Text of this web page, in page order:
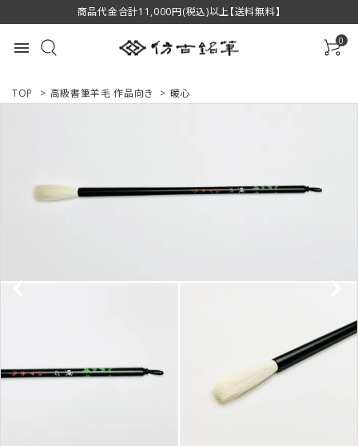
商品代金合計11,000円(税込)以上【送料無料】
menu 0
ご利用ガイド
TOP > 高級書筆羊毛 作品向き > 暖心